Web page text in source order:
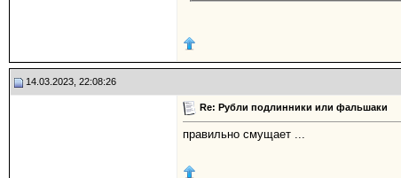
14.03.2023, 22:08:26
Re: Рубли подлинники или фальшаки
правильно смущает ...